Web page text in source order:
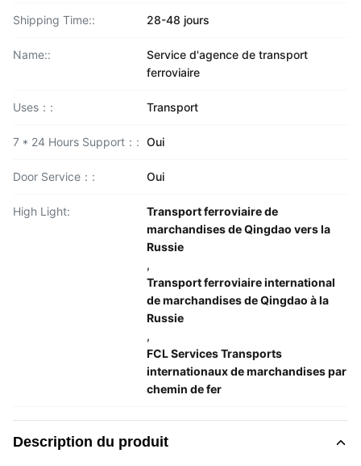
Shipping Time:: 28-48 jours
Name::
Service d'agence de transport
ferroviaire
Uses：: Transport
7 * 24 Hours Support：: Oui
Door Service：: Oui
High Light:
Transport ferroviaire de
marchandises de Qingdao vers la
Russie
,
Transport ferroviaire international
de marchandises de Qingdao à la
Russie
,
FCL Services Transports
internationaux de marchandises par
chemin de fer
Description du produit